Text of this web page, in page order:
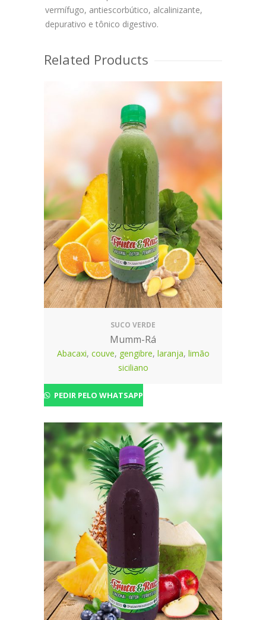
vermífugo, antiescorbútico, alcalinizante,
depurativo e tônico digestivo.
Related Products
SUCO VERDE
Mumm-Rá
Abacaxi, couve, gengibre, laranja, limão
siciliano
PEDIR PELO WHATSAPP